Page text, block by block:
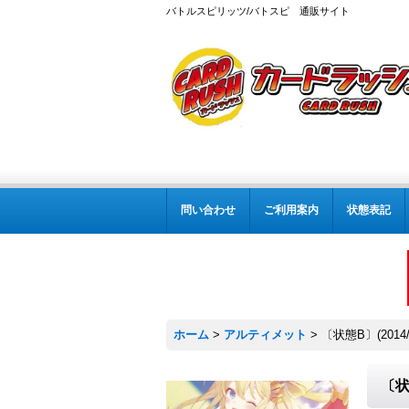
バトルスピリッツ/バトスピ 通販サイト
問い合わせ ご利用案内 状態表記
ホーム > アルティメット > 〔状態B〕
〔